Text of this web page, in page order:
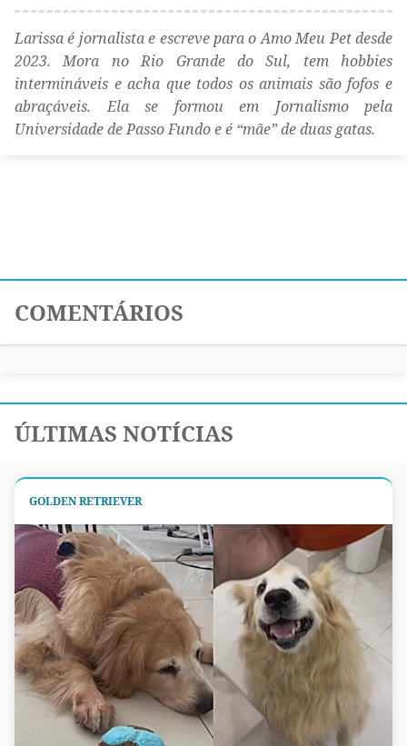
Larissa é jornalista e escreve para o Amo Meu Pet desde
2023. Mora no Rio Grande do Sul, tem hobbies
intermináveis e acha que todos os animais são fofos e
abraçáveis. Ela se formou em Jornalismo pela
Universidade de Passo Fundo e é “mãe” de duas gatas.
COMENTÁRIOS
ÚLTIMAS NOTÍCIAS
GOLDEN RETRIEVER